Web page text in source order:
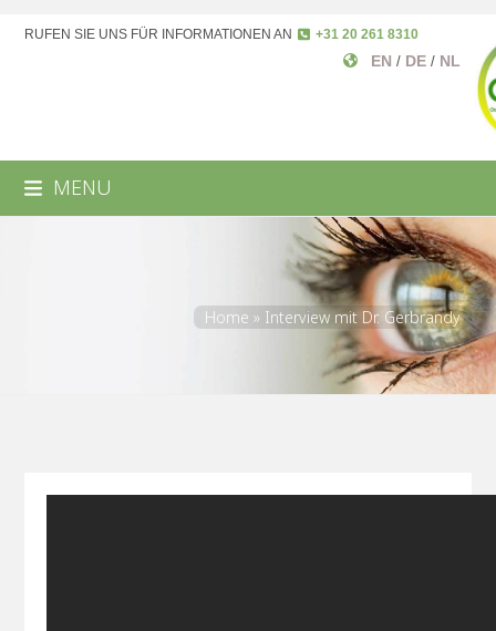
RUFEN SIE UNS FÜR INFORMATIONEN AN +31 20 261 8310
EN / DE/ NL
MENU
Home » Interview mit Dr. Gerbrandy